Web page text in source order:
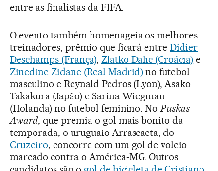
entre as finalistas da FIFA.
O evento também homenageia os melhores
treinadores, prêmio que ficará entreDidier
Deschamps (França), Zlatko Dalic (Croácia) e
Zinedine Zidane (Real Madrid) no futebol
masculino e Reynald Pedros (Lyon), Asako
Takakura (Japão) e Sarina Wiegman
(Holanda) no futebol feminino. NoPuskas
Award, que premia o gol mais bonito da
temporada, o uruguaio Arrascaeta, do
Cruzeiro, concorre com um gol de voleio
marcado contra o América-MG. Outros